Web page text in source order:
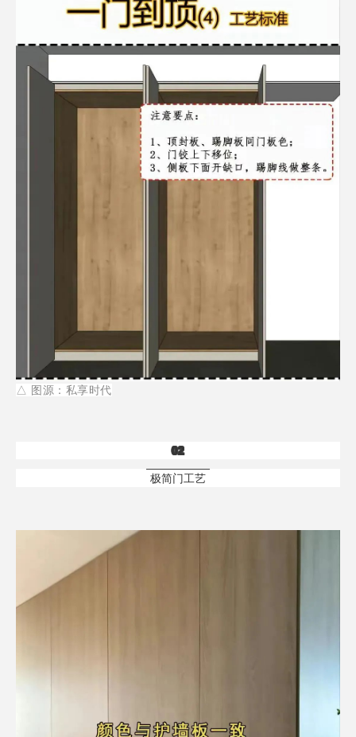
△ 图源：私享时代
02
极简门工艺